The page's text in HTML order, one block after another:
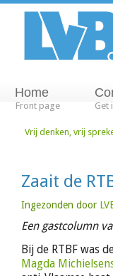
Home
Front page Get
Vrij denken, vrij
Zaait de
Ingezonden door
Een gastcolumn
Bij de RTBF was
Magda